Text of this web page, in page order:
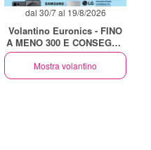
dal 30/7 al 19/8/2026
Volantino Euronics - FINO
A MENO 300 E CONSEGNA
GRATUITA GRANDI
ELETTRODOMESTICI
Mostra volantino